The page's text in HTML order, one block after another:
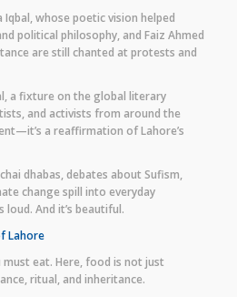
Iqbal, whose poetic vision helped
political philosophy, and Faiz Ahmed
are still chanted at protests and
a fixture on the global literary
and activists from around the
a reaffirmation of Lahore’s
dhabas, debates about Sufism,
change spill into everyday
loud. And it’s beautiful.
Lahore
eat. Here, food is not just
ritual, and inheritance.